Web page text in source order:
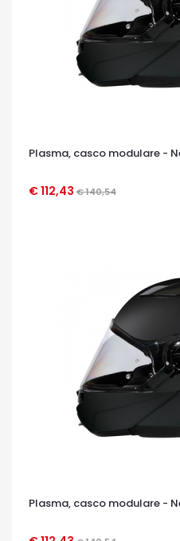
Plasma, casco modulare -
€ 112,43 € 140,54
OCCHIATA VELOCE
Plasma, casco modulare -